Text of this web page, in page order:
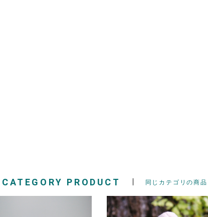
PRODUCT 同じカテゴリの商品